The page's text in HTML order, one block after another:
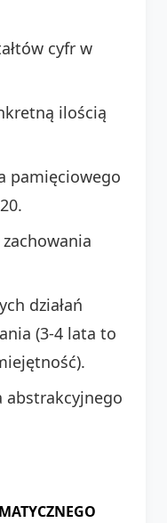
cyfr w
ilością
pamięciowego
działań
(3-4 lata to
abstrakcyjnego